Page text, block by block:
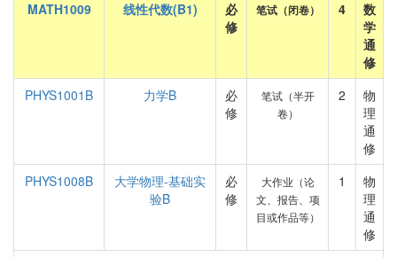
MATH1009
线性代数(B1)
必
修
笔试（闭卷） 4
数
学
通
修
PHYS1001B
力学B
必
修
笔试（半开
卷）
2
物
理
通
修
PHYS1008B
大学物理-基础实
验B
必
修
大作业（论
文、报告、项
目或作品等）
1
物
理
通
修